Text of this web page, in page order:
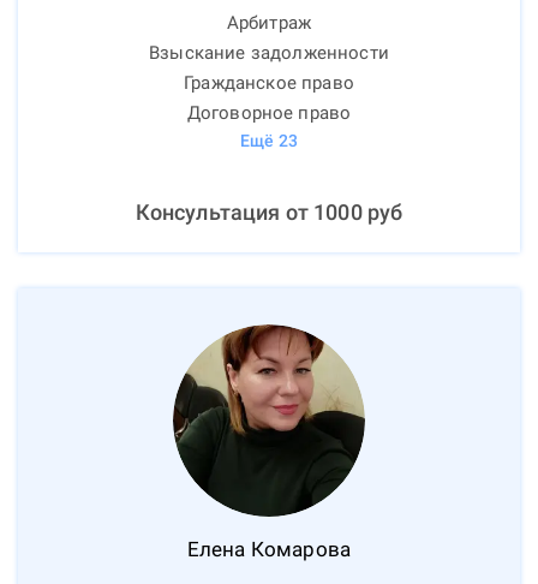
Арбитраж
Взыскание задолженности
Гражданское право
Договорное право
Ещё 23
Консультация от 1000руб
Елена Комарова